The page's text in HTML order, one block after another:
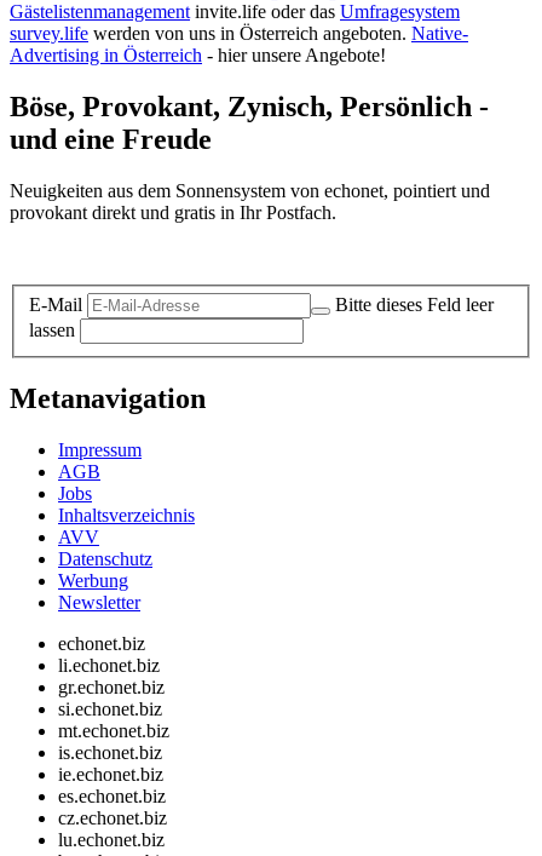
Gästelistenmanagement invite.life oder das Umfragesystem
survey.life werden von uns in Österreich angeboten. Native-
Advertising in Österreich - hier unsere Angebote!
Böse, Provokant, Zynisch, Persönlich -
und eine Freude
Neuigkeiten aus dem Sonnensystem von echonet, pointiert und
provokant direkt und gratis in Ihr Postfach.
E-Mail
Bitte dieses Feld leer
lassen
Metanavigation
Impressum
AGB
Jobs
Inhaltsverzeichnis
AVV
Datenschutz
Werbung
Newsletter
echonet.biz
li.echonet.biz
gr.echonet.biz
si.echonet.biz
mt.echonet.biz
is.echonet.biz
ie.echonet.biz
es.echonet.biz
cz.echonet.biz
lu.echonet.biz